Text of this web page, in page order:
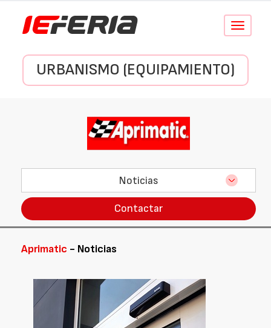
Conmutar
URBANISMO (EQUIPAMIENTO)
Noticias
Contactar
Aprimatic - Noticias